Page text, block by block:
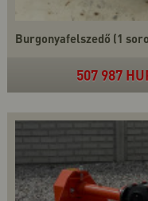
Burgonyafelszedő (1
507 987